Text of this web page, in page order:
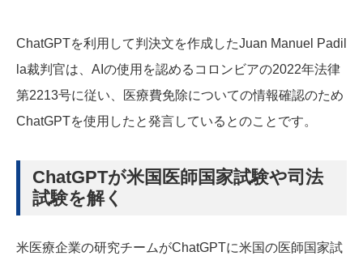
ChatGPTを利用して判決文を作成したJuan Manuel Padil
la裁判官は、AIの使用を認めるコロンビアの2022年法律
第2213号に従い、医療費免除についての情報確認のため
ChatGPTを使用したと発言しているとのことです。
ChatGPTが米国医師国家試験や司法
試験を解く
米医療企業の研究チームがChatGPTに米国の医師国家試